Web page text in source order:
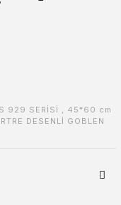
929 SERİSİ , 45*60 cm
DESENLİ GOBLEN